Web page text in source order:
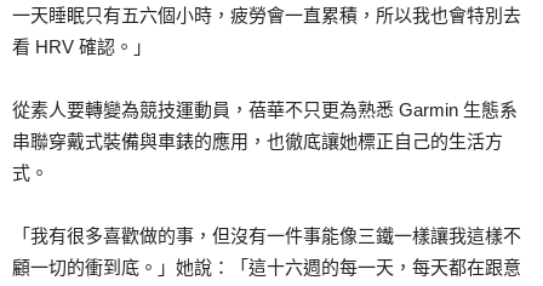
一天睡眠只有五六個小時，疲勞會一直累積，所以我也會特別去
看 HRV 確認。」
從素人要轉變為競技運動員，蓓華不只更為熟悉 Garmin 生態系
串聯穿戴式裝備與車錶的應用，也徹底讓她標正自己的生活方
式。
「我有很多喜歡做的事，但沒有一件事能像三鐵一樣讓我這樣不
顧一切的衝到底。」她說：「這十六週的每一天，每天都在跟意